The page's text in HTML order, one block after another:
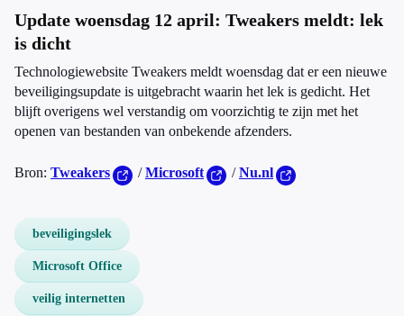
Update woensdag 12 april: Tweakers meldt: lek
is dicht
Technologiewebsite Tweakers meldt woensdag dat er een nieuwe
beveiligingsupdate is uitgebracht waarin het lek is gedicht. Het
blijft overigens wel verstandig om voorzichtig te zijn met het
openen van bestanden van onbekende afzenders.
Bron: Tweakers /Microsoft /Nu.nl
beveiligingslek
Microsoft Office
veilig internetten